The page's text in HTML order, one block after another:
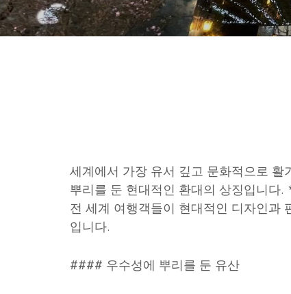
세계에서 가장 유서 깊고 문화적으로
뿌리를 둔 현대적인 환대의 상징입니
전 세계 여행객들이 현대적인 디자인과
입니다.
#### 우수성에 뿌리를 둔 유산